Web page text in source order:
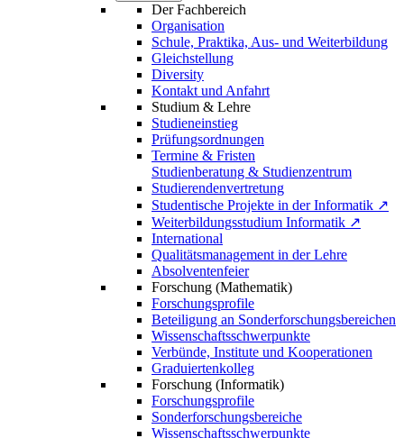
Der Fachbereich
Organisation
Schule, Praktika, Aus- und Weiterbildung
Gleichstellung
Diversity
Kontakt und Anfahrt
Studium & Lehre
Studieneinstieg
Prüfungsordnungen
Termine & Fristen
Studienberatung & Studienzentrum
Studierendenvertretung
Studentische Projekte in der Informatik ↗
Weiterbildungsstudium Informatik ↗
International
Qualitätsmanagement in der Lehre
Absolventenfeier
Forschung (Mathematik)
Forschungsprofile
Beteiligung an Sonderforschungsbereichen
Wissenschaftsschwerpunkte
Verbünde, Institute und Kooperationen
Graduiertenkolleg
Forschung (Informatik)
Forschungsprofile
Sonderforschungsbereiche
Wissenschaftsschwerpunkte